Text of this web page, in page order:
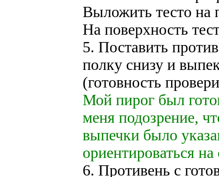
Выложить тесто на
На поверхность
5. Поставить
полку снизу и
(готовность
Мой пирог был
меня подозрение,
выпечки было
ориентироваться
6. Противень с